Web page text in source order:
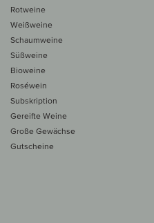
Rotweine
Weißweine
Schaumweine
Süßweine
Bioweine
Roséwein
Subskription
Gereifte Weine
Große Gewächse
Gutscheine